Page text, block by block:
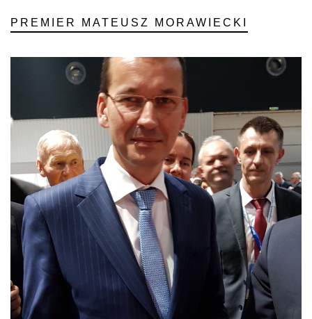
PREMIER MATEUSZ MORAWIECKI